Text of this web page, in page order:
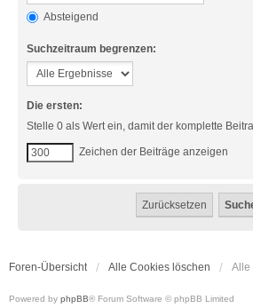
Absteigend
Suchzeitraum begrenzen:
Die ersten:
Stelle 0 als Wert ein, damit der komplette
Zeichen der Beiträge anzeigen
Foren-Übersicht Alle Cookies löschen Alle
Powered by phpBB® Forum Software © phpBB Limited